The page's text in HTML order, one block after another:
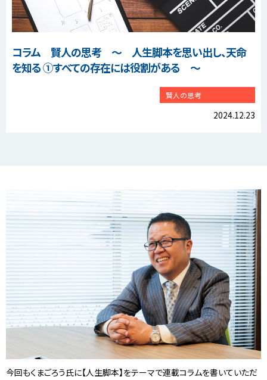
コラム 賢人の思考 ～ 人生脚本を思い出し、天命
を知る ①すべての存在には役割がある ～
賢人の思考
2024.12.23
今回もくまごろう氏に【人生脚本】をテーマで連載コラムを書いていただ